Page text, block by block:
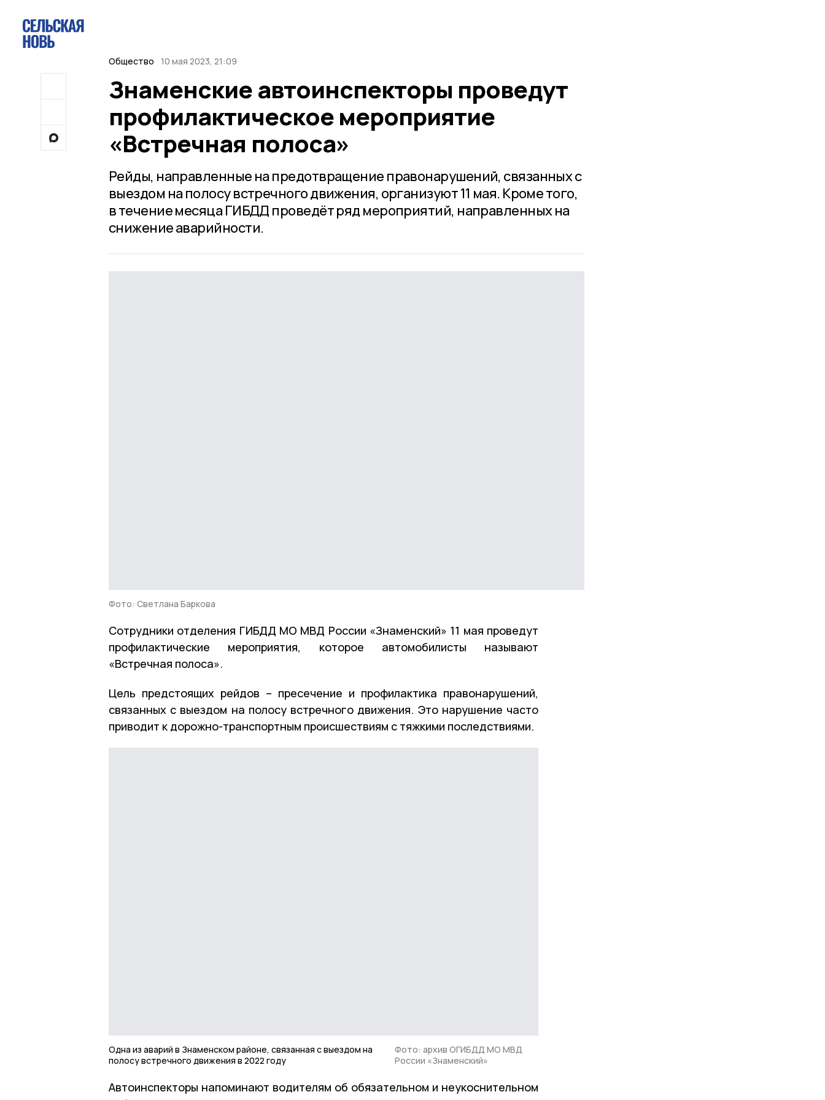
Общество 10 мая 2023, 21:09
Знаменские автоинспекторы проведут
профилактическое мероприятие
«Встречная полоса»
Рейды, направленные на предотвращение правонарушений, связанных с
выездом на полосу встречного движения, организуют 11 мая. Кроме того,
в течение месяца ГИБДД проведёт ряд мероприятий, направленных на
снижение аварийности.
Фото: Светлана Баркова
Сотрудники отделения ГИБДД МО МВД России «Знаменский» 11 мая проведут
профилактические мероприятия, которое автомобилисты называют
«Встречная полоса».
Цель предстоящих рейдов – пресечение и профилактика правонарушений,
связанных с выездом на полосу встречного движения. Это нарушение часто
приводит к дорожно-транспортным происшествиям с тяжкими последствиями.
Одна из аварий в Знаменском районе, связанная с выездом на
полосу встречного движения в 2022 году
Фото: архив ОГИБДД МО МВД
России «Знаменский»
Автоинспекторы напоминают водителям об обязательном и неукоснительном